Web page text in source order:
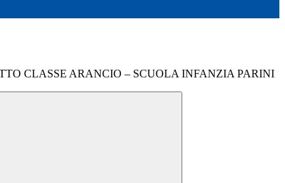
CLASSE ARANCIO – SCUOLA INFANZIA PARINI